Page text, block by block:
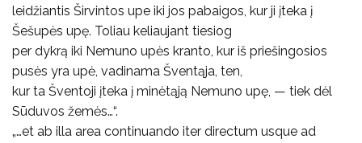
leidžiantis Širvintos upe iki jos pabaigos, kur ji įteka į
Šešupės upę. Toliau keliaujant tiesiog
per dykrą iki Nemuno upės kranto, kur iš priešingosios
pusės yra upė, vadinama Šventąja, ten,
kur ta Šventoji įteka į minėtąją Nemuno upę, — tiek dėl
Sūduvos žemės…“.
„…et ab illa area continuando iter directum usque ad